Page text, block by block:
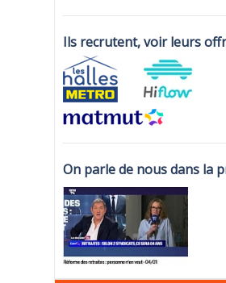
Ils recrutent, voir leurs
On parle de nous dans la